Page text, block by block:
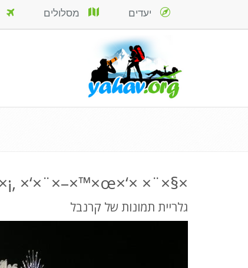
יעדים מסלולים
×§×¨× ×‘×œ ×‘×¤×¨×™××•× ×¤×•×œ×™×¡, ×‘×¨×–×™×œ.
גלריית תמונות של קרנבל